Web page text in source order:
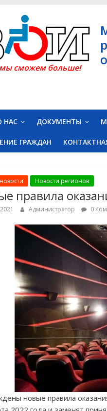
сможем больше!
НАС ДОКУМЕНТЫ
ГРАЖДАН
Новости регионов
правила
Администратор 0
новые правила